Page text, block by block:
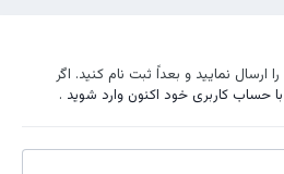
نمایید و بعداً ثبت نام کنید. اگر
با حساب کاربری خود اکنون وارد شوید.